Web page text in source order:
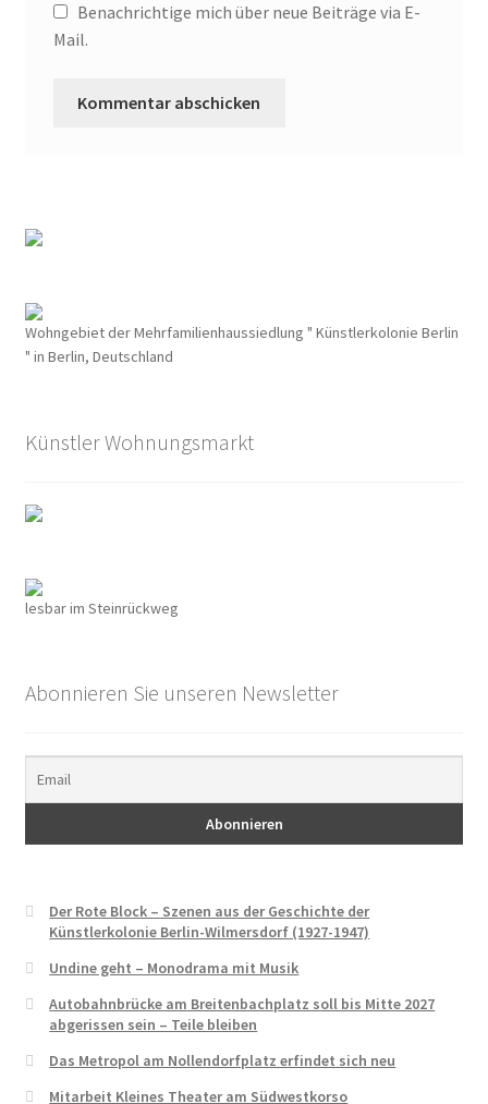
Benachrichtige mich über neue Beiträge via E-
Mail.
Wohngebiet der Mehrfamilienhaussiedlung " Künstlerkolonie Berlin
" in Berlin, Deutschland
Künstler Wohnungsmarkt
lesbar im Steinrückweg
Abonnieren Sie unseren Newsletter
Der Rote Block – Szenen aus der Geschichte der
Künstlerkolonie Berlin-Wilmersdorf (1927-1947)
Undine geht – Monodrama mit Musik
Autobahnbrücke am Breitenbachplatz soll bis Mitte 2027
abgerissen sein – Teile bleiben
Das Metropol am Nollendorfplatz erfindet sich neu
Mitarbeit Kleines Theater am Südwestkorso